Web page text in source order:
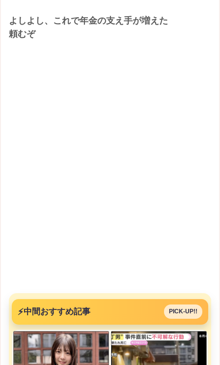
よしよし、これで年金の支え手が増えた
頼むぞ
⚡中間おすすめ記事 PICK-UP!!